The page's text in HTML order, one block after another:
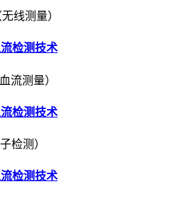
线测量）
检测技术
流测量）
检测技术
检测）
检测技术